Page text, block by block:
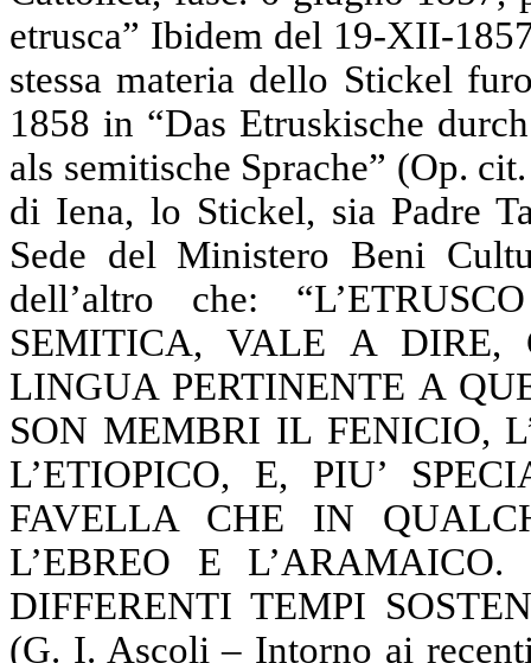
etrusca” Ibidem del 19-XII-
stessa materia dello Stickel
1858 in “Das Etruskische
als semitische Sprache” (Op.
di Iena, lo Stickel, sia Padre
Sede del Ministero Beni
dell’altro che:
SEMITICA, VALE A DIRE,
LINGUA PERTINENTE A
SON MEMBRI IL FENICIO,
L’ETIOPICO, E, PIU’
FAVELLA CHE IN
L’EBREO E
DIFFERENTI TEMPI
(G. I. Ascoli – Intorno ai